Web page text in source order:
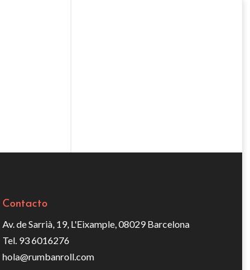
Contacto
Av. de Sarrià, 19, L'Eixample, 08029 Barcelona
Tel. 93 6016276
hola@rumbanroll.com